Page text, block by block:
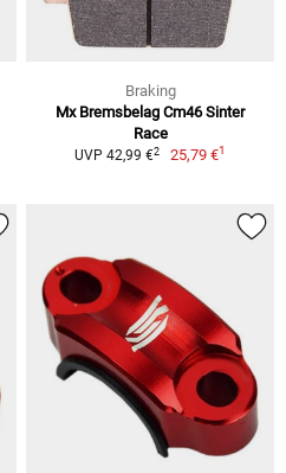
Braking
Mx Bremsbelag Cm46 Sinter
Race
UVP 42,99 €2 25,79 €1